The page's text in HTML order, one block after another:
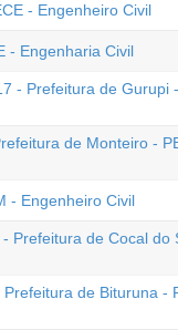
- Engenheiro Civil
- Engenharia Civil
- Prefeitura de Gurupi
de Monteiro -
- Engenheiro Civil
Prefeitura de Cocal do
Prefeitura de Bituruna -